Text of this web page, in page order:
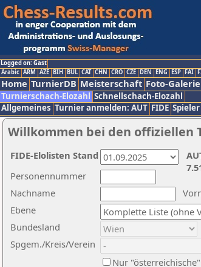
Logged on: Gast
Arabic ARM AZE BIH BUL CAT CHN CRO CZE DEN ENG ESP FAI
Home TurnierDB Meisterschaft Foto-Galerie
Turnierschach-Elozahl Schnellschach-Elozahl
Allgemeines Turnier anmelden: AUT FIDE
Willkommen bei den offiziellen
Nachname
Ebene
Personennummer
Bundesland
Spgem./Kreis/Verein
Nur
FIDE-Elolisten Stand